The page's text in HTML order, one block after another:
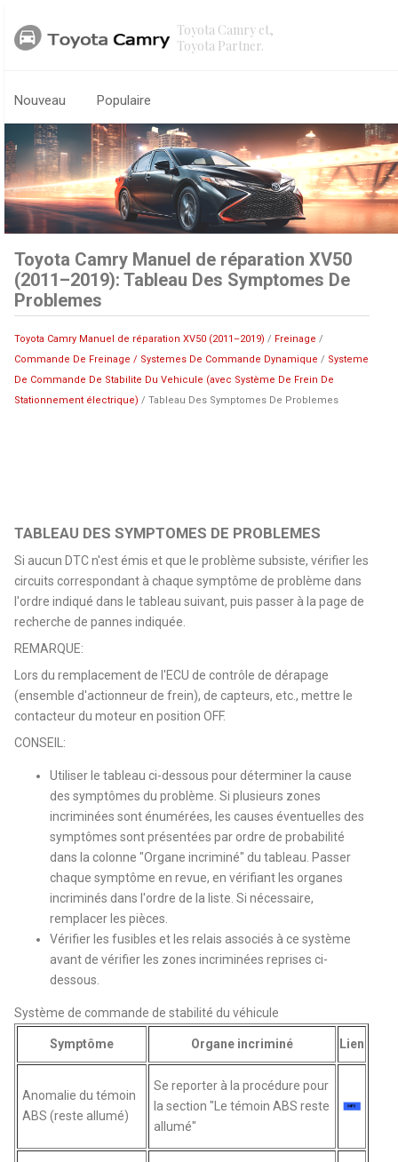
Toyota Camry et,
Toyota Partner.
Nouveau Populaire
Toyota Camry Manuel de réparation XV50
(2011–2019): Tableau Des Symptomes De
Problemes
Toyota Camry Manuel de réparation XV50 (2011–2019) / Freinage /
Commande De Freinage / Systemes De Commande Dynamique / Systeme
De Commande De Stabilite Du Vehicule (avec Système De Frein De
Stationnement électrique) / Tableau Des Symptomes De Problemes
TABLEAU DES SYMPTOMES DE PROBLEMES
Si aucun DTC n'est émis et que le problème subsiste, vérifier les
circuits correspondant à chaque symptôme de problème dans
l'ordre indiqué dans le tableau suivant, puis passer à la page de
recherche de pannes indiquée.
REMARQUE:
Lors du remplacement de l'ECU de contrôle de dérapage
(ensemble d'actionneur de frein), de capteurs, etc., mettre le
contacteur du moteur en position OFF.
CONSEIL:
Utiliser le tableau ci-dessous pour déterminer la cause
des symptômes du problème. Si plusieurs zones
incriminées sont énumérées, les causes éventuelles des
symptômes sont présentées par ordre de probabilité
dans la colonne "Organe incriminé" du tableau. Passer
chaque symptôme en revue, en vérifiant les organes
incriminés dans l'ordre de la liste. Si nécessaire,
remplacer les pièces.
Vérifier les fusibles et les relais associés à ce système
avant de vérifier les zones incriminées reprises ci-
dessous.
Système de commande de stabilité du véhicule
Symptôme Organe incriminé Lien
Anomalie du témoin
ABS (reste allumé)
Se reporter à la procédure pour
la section "Le témoin ABS reste
allumé"